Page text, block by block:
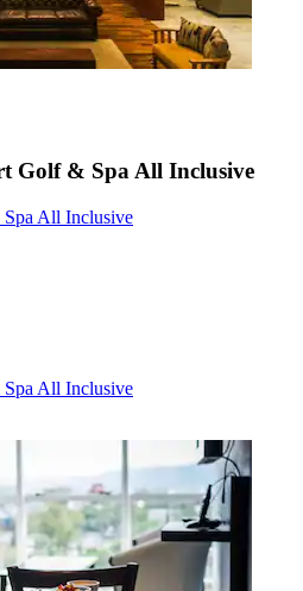
Golf & Spa All Inclusive
All Inclusive
All Inclusive